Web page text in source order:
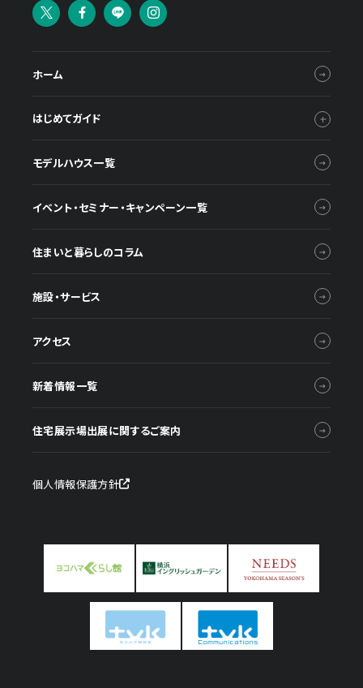
ホーム
はじめてガイド
モデルハウス一覧
イベント・セミナー・キャンペーン一覧
住まいと暮らしのコラム
施設・サービス
アクセス
新着情報一覧
住宅展示場出展に関するご案内
個人情報保護方針